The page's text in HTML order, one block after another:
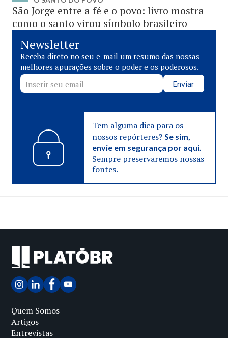
São Jorge entre a fé e o povo: livro mostra
como o santo virou símbolo brasileiro
Newsletter
Receba direto no seu e-mail um resumo das nossas
melhores apurações sobre o poder e os poderosos.
Enviar
Tem alguma dica para os
nossos repórteres? Se sim,
envie em segurança por aqui.
Sempre preservaremos nossas
fontes.
Quem Somos
Artigos
Entrevistas